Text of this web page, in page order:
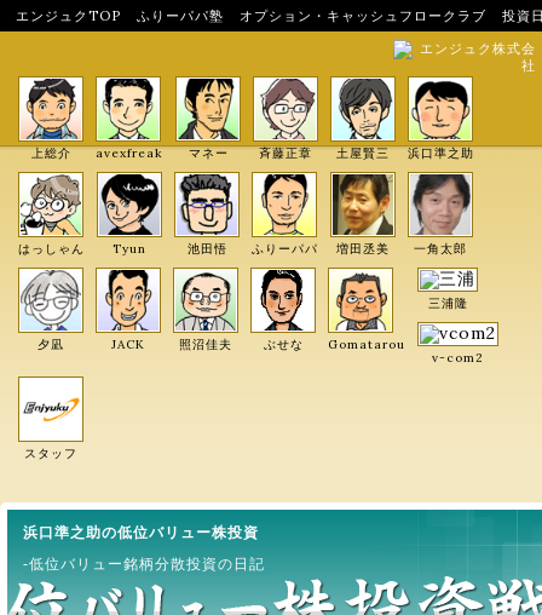
エンジュクTOP ふりーパパ塾 オプション・キャッシュフロークラブ
投資
エンジュク株式会
社
上総介 avexfreak マネー 斉藤正章 土屋賢三 浜口準之助
はっしゃん Tyun 池田悟 ふりーパパ 増田丞美 一角太郎
夕凪 JACK 照沼佳夫 ぶせな Gomatarou
三浦隆
v-com2
スタッフ
浜口準之助の低位バリュー株投資
-低位バリュー銘柄分散投資の日記